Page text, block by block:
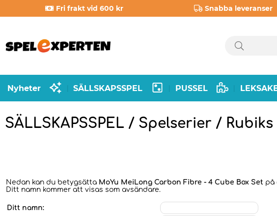
Fri frakt vid 600 kr Snabba leveranser
Nyheter SÄLLSKAPSSPEL PUSSEL
SÄLLSKAPSSPEL / Spelserier /
Nedan kan du betygsätta MoYu MeiLong Carbon Fibre - 4 Cube Box Set på
Ditt namn kommer att visas som avsändare.
Ditt namn: